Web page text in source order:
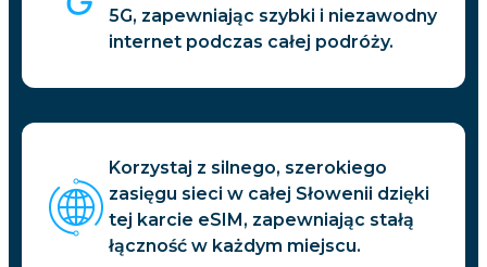
5G, zapewniając szybki i niezawodny
internet podczas całej podróży.
Korzystaj z silnego, szerokiego
zasięgu sieci w całej Słowenii dzięki
tej karcie eSIM, zapewniając stałą
łączność w każdym miejscu.